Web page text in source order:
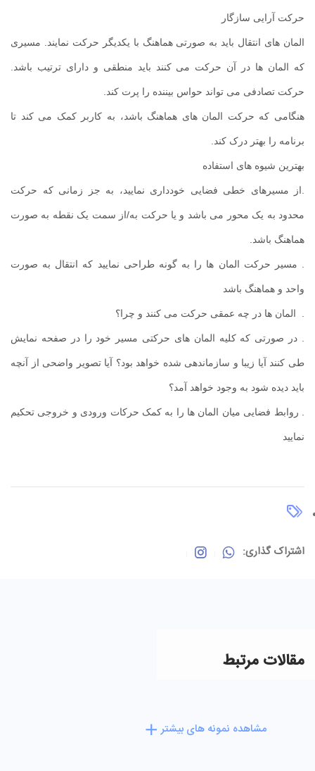
حرکت آرایی سازگار
المان های انتقال باید به صورتی هماهنگ با یکدیگر حرکت نمایند. مسیری
که المان ها در آن حرکت می کنند باید منطقی و دارای ترتیب باشد.
حرکت تصادفی می تواند حواس بیننده را پرت کند.
هنگامی که حرکت المان های هماهنگ باشد، به کاربر کمک می کند تا
برنامه را بهتر درک کند.
بهترین شیوه های استفاده
.از مسیرهای خطی فضایی خودداری نمایید، به جز زمانی که حرکت
محدود به یک محور می باشد و یا حرکت به/از سمت یک نقطه به صورت
هماهنگ باشد.
. مسیر حرکت المان ها را به گونه طراحی نمایید که انتقال به صورت
واحد و هماهنگ باشد
. المان ها در چه عمقی حرکت می کنند و چرا؟
. در صورتی که کلیه المان های حرکتی مسیر خود را در صفحه نمایش
طی کنند آیا زیبا و سازماندهی شده خواهد بود؟ آیا تصویر واضحی از آنچه
باید دیده شود به وجود خواهد آمد؟
. روابط فضایی میان المان ها را به کمک حرکات ورودی و خروجی تحکیم
نمایید
اشتراک گذاری:
مقالات مرتبط
مشاهده نمونه های بیشتر